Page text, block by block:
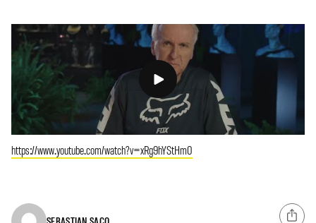
https://www.youtube.com/watch?v=xRg9hYStHm0